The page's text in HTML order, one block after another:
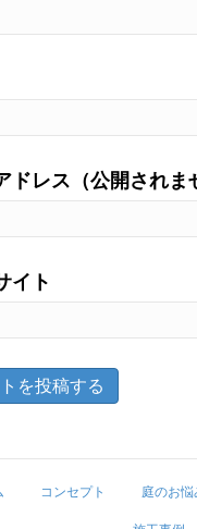
ドレス（公開されま
イト
コンセプト 庭のお